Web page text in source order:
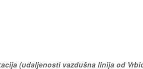
(udaljenosti vazdušna linija od